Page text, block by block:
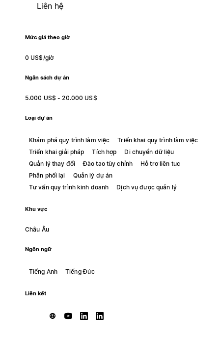
Liên hệ
Mức giá theo giờ
0 US$/giờ
Ngân sách dự án
5.000 US$ - 20.000 US$
Loại dự án
Khám phá quy trình làm việc
Triển khai quy trình làm việc
Triển khai giải pháp
Tích hợp
Di chuyển dữ liệu
Quản lý thay đổi
Đào tạo tùy chỉnh
Hỗ trợ liên tục
Phân phối lại
Quản lý dự án
Tư vấn quy trình kinh doanh
Dịch vụ được quản lý
Khu vực
Châu Âu
Ngôn ngữ
Tiếng Anh Tiếng Đức
Liên kết